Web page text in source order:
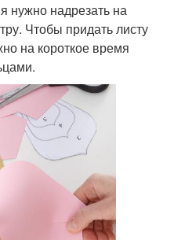
нужно надрезать на
Чтобы придать листу
на короткое время